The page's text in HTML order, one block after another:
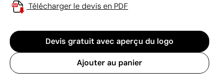
Télécharger le devis en PDF
Devis gratuit avec aperçu du logo
Ajouter au panier